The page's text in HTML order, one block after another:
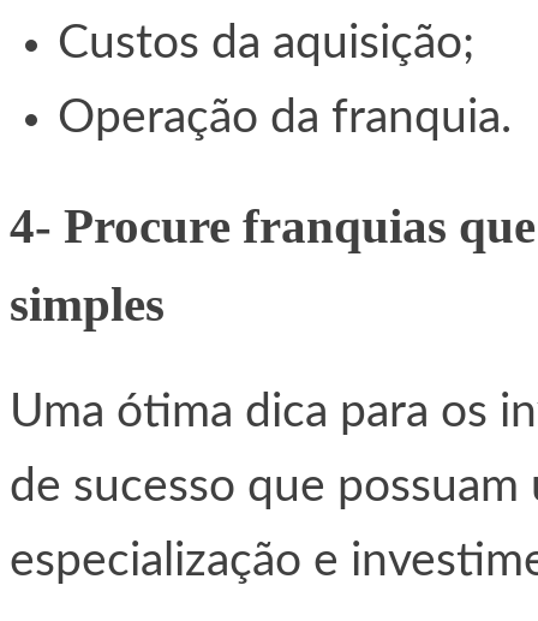
Custos da aquisição;
Operação da franquia.
4- Procure franquias
simples
Uma ótima dica para os
de sucesso que
especialização e